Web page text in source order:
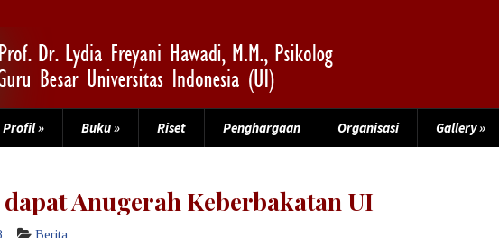
Profil» Buku» Riset Penghargaan Organisasi Gallery»
dapat Anugerah Keberbakatan UI
Berita